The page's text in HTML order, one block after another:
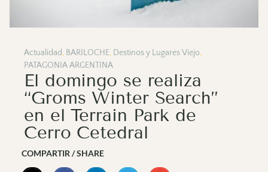
Actualidad, BARILOCHE, Destinos y Lugares Viejo,
PATAGONIA ARGENTINA
El domingo se realiza
“Groms Winter Search”
en el Terrain Park de
Cerro Cetedral
COMPARTIR / SHARE